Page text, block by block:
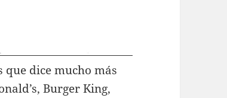
que dice mucho más
Burger King,